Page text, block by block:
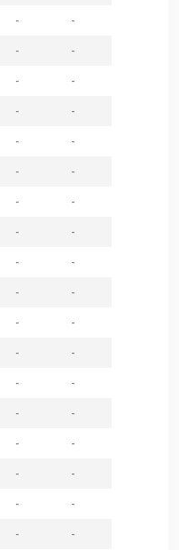
-
-
-
-
-
-
-
-
-
-
-
-
-
-
-
-
-
-
-
-
-
-
-
-
-
-
-
-
-
-
-
-
-
-
- -